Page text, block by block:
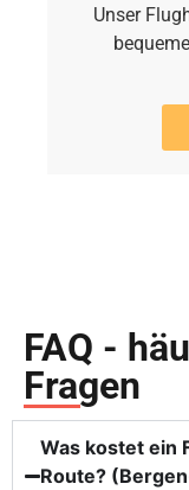
Unser
FAQ -
Fragen
Was kostet ein
Route?